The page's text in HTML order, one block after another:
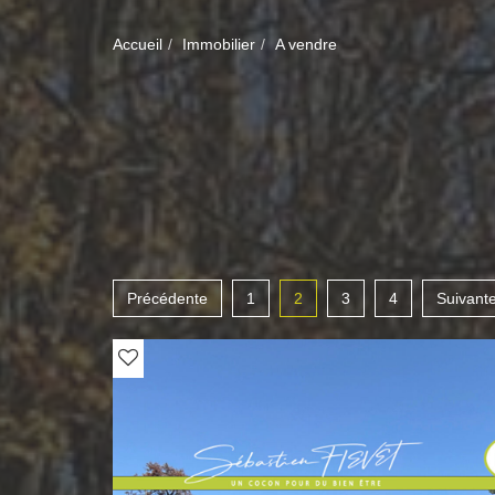
Accueil Immobilier A vendre
Précédente 1 2 3 4